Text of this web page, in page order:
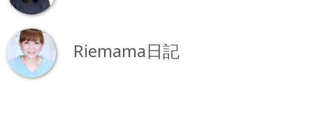
Riemama日記